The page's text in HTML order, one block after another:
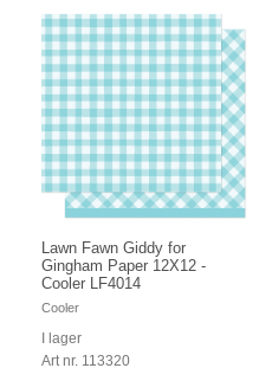
Lawn Fawn Giddy for
Gingham Paper 12X12 -
Cooler LF4014
Cooler
I lager
Art nr. 113320